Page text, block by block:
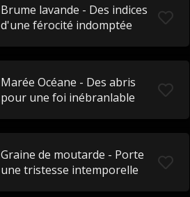
Brume lavande - Des indices
d'une férocité indomptée
Marée Océane - Des abris
pour une foi inébranlable
Graine de moutarde - Porte
une tristesse intemporelle